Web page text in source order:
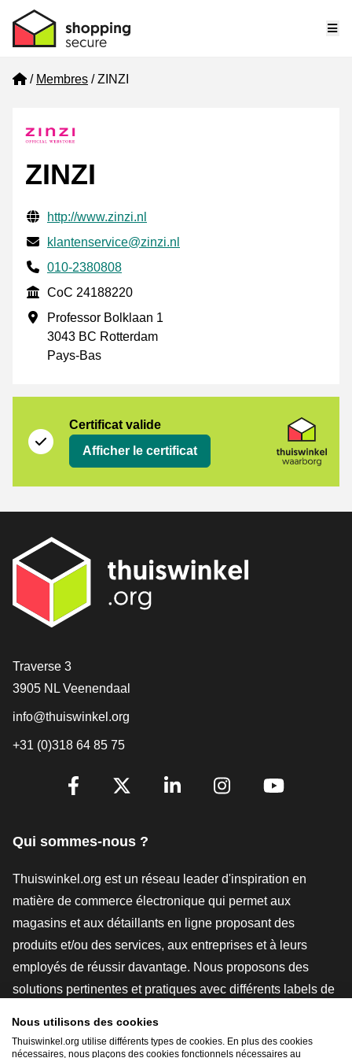
Home
Membres ZINZI
ZINZI
Informations de contact vérifiées
Website URL
http://www.zinzi.nl
E-mail
klantenservice@zinzi.nl
Phone number
010-2380808
CoC
CoC 24188220
Adresse professionnelle
Professor Bolklaan 1
3043 BC Rotterdam
Pays-Bas
Certificat valide
Afficher le certificat
[_General:Contact]
Traverse 3
3905 NL Veenendaal
info@thuiswinkel.org
+31 (0)318 64 85 75
[_General:SocialMediaTitle]
Qui sommes-nous ?
Thuiswinkel.org est un réseau leader d'inspiration en
matière de commerce électronique qui permet aux
magasins et aux détaillants en ligne proposant des
produits et/ou des services, aux entreprises et à leurs
employés de réussir davantage. Nous proposons des
solutions pertinentes et pratiques avec différents labels de
Nous utilisons des cookies
Thuiswinkel.org utilise différents types de cookies. En plus des cookies
nécessaires, nous plaçons des cookies fonctionnels nécessaires au